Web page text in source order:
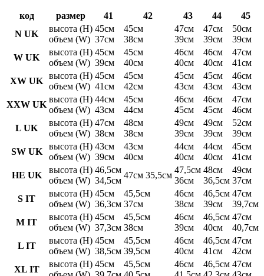
код размер 41 42 43 44
45
N UK
высота (H)
объем (W)
45см
37см
45см
38см
47см
39см
47см
39см
50см
39см
W UK
высота (H)
объем (W)
45см
39см
45см
40см
46см
40см
46см
40см
47см
41см
XW UK
высота (H)
объем (W)
45см
41см
45см
42см
45см
43см
45см
43см
46см
43см
XXW UK
высота (H)
объем (W)
44см
43см
45см
44см
46см
45см
46см
45см
47см
46см
L UK
высота (H)
объем (W)
47см
38см
48см
38см
49см
39см
49см
39см
52см
39см
SW UK
высота (H)
объем (W)
43см
39см
43см
40см
44см
40см
44см
40см
45см
41см
HE UK
высота (H)
объем (W)
46,5см
34,5см
47см 35,5см
47,5см
36см
48см
36,5см
49см
37см
S IT
высота (H)
объем (W)
45см
36,3см
45,5см
37см
46см
38см
46,5см
39см
47см
39,7см
M IT
высота (H)
объем (W)
45см
37,3см
45,5см
38см
46см
39см
46,5см
40см
47см
40,7см
L IT
высота (H)
объем (W)
45см
38,5см
45,5см
39,5см
46см
40см
46,5см
41см
47см
42см
XL IT
высота (H) 45см
45,5см
46см
46,5см 47см